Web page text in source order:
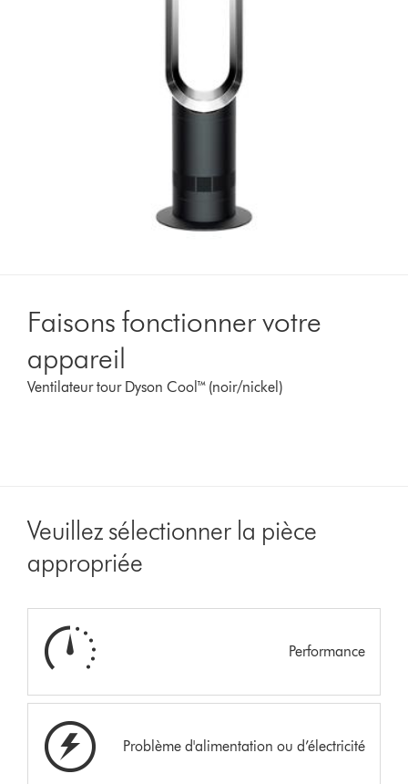
Faisons fonctionner votre
appareil
Ventilateur tour Dyson Cool™ (noir/nickel)
Veuillez sélectionner la pièce
appropriée
Performance
Problème d'alimentation ou d’électricité